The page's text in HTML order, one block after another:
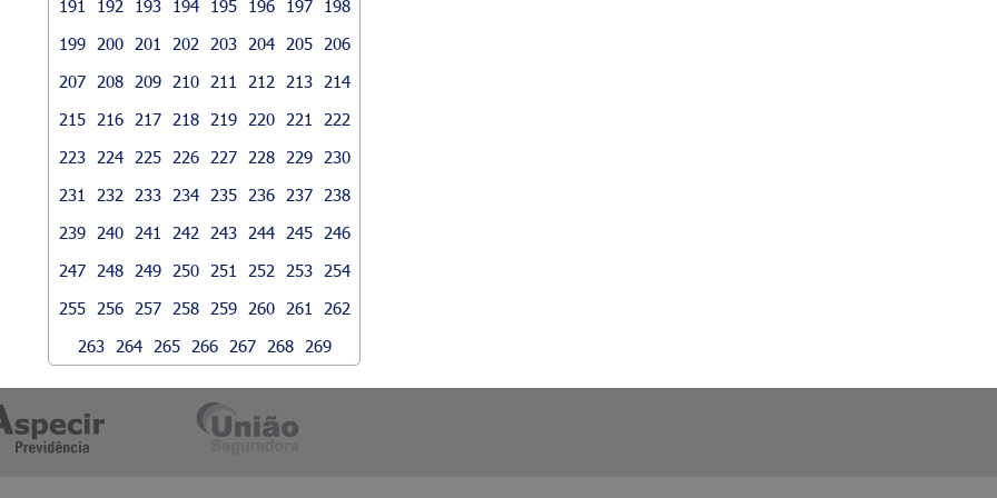
191
192 193 194 195 196 197
198
199
200 201 202 203 204 205
206
207
208 209 210 211 212 213
214
215
216 217 218 219 220 221
222
223
224 225 226 227 228 229
230
231
232 233 234 235 236 237
238
239
240 241 242 243 244 245
246
247
248 249 250 251 252 253
254
255
256 257 258 259 260 261
262
263
264 265 266 267 268 269